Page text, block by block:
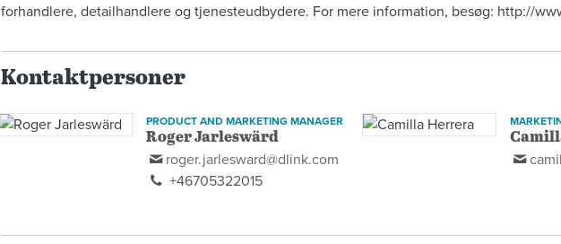
forhandlere, detailhandlere og tjenesteudbydere. For mere information, besøg: http://
Kontaktpersoner
PRODUCT AND MARKETING MANAGER
Roger Jarleswärd
roger.jarlesward@dlink.com
+46705322015